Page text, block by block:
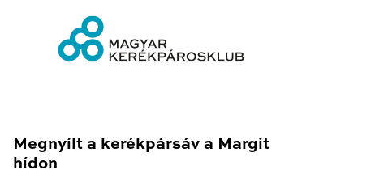
Megnyílt a kerékpársáv a Margit
hídon